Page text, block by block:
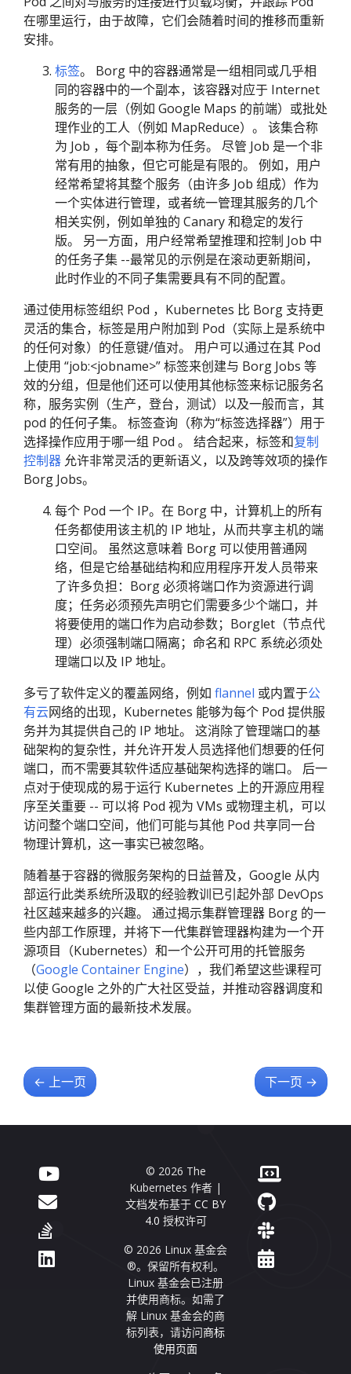
在哪里运行，由于故障，它们会随着时间的推移而重新
安排。
标签。 Borg 中的容器通常是一组相同或几乎相
同的容器中的一个副本，该容器对应于 Internet
服务的一层（例如 Google Maps 的前端）或批处
理作业的工人（例如 MapReduce）。 该集合称
为 Job ，每个副本称为任务。 尽管 Job 是一个非
常有用的抽象，但它可能是有限的。 例如，用户
经常希望将其整个服务（由许多 Job 组成）作为
一个实体进行管理，或者统一管理其服务的几个
相关实例，例如单独的 Canary 和稳定的发行
版。 另一方面，用户经常希望推理和控制 Job 中
的任务子集 --最常见的示例是在滚动更新期间，
此时作业的不同子集需要具有不同的配置。
通过使用标签组织 Pod ，Kubernetes 比 Borg 支持更
灵活的集合，标签是用户附加到 Pod（实际上是系统中
的任何对象）的任意键/值对。 用户可以通过在其 Pod
上使用 “job:<jobname>” 标签来创建与 Borg Jobs 等
效的分组，但是他们还可以使用其他标签来标记服务名
称，服务实例（生产，登台，测试）以及一般而言，其
pod 的任何子集。 标签查询（称为“标签选择器”）用于
选择操作应用于哪一组 Pod 。 结合起来，标签和复制
控制器 允许非常灵活的更新语义，以及跨等效项的操作
Borg Jobs。
每个 Pod 一个 IP。在 Borg 中，计算机上的所有
任务都使用该主机的 IP 地址，从而共享主机的端
口空间。 虽然这意味着 Borg 可以使用普通网
络，但是它给基础结构和应用程序开发人员带来
了许多负担：Borg 必须将端口作为资源进行调
度；任务必须预先声明它们需要多少个端口，并
将要使用的端口作为启动参数；Borglet（节点代
理）必须强制端口隔离；命名和 RPC 系统必须处
理端口以及 IP 地址。
多亏了软件定义的覆盖网络，例如 flannel 或内置于公
有云网络的出现，Kubernetes 能够为每个 Pod 提供服
务并为其提供自己的 IP 地址。 这消除了管理端口的基
础架构的复杂性，并允许开发人员选择他们想要的任何
端口，而不需要其软件适应基础架构选择的端口。 后一
点对于使现成的易于运行 Kubernetes 上的开源应用程
序至关重要 -- 可以将 Pod 视为 VMs 或物理主机，可以
访问整个端口空间，他们可能与其他 Pod 共享同一台
物理计算机，这一事实已被忽略。
随着基于容器的微服务架构的日益普及，Google 从内
部运行此类系统所汲取的经验教训已引起外部 DevOps
社区越来越多的兴趣。 通过揭示集群管理器 Borg 的一
些内部工作原理，并将下一代集群管理器构建为一个开
源项目（Kubernetes）和一个公开可用的托管服务
（Google Container Engine），我们希望这些课程可
以使 Google 之外的广大社区受益，并推动容器调度和
集群管理方面的最新技术发展。
← 上一页 下一页 →
© 2026 The
Kubernetes 作者 |
文档发布基于 CC BY
4.0 授权许可
© 2026 Linux 基金会
®。保留所有权利。
Linux 基金会已注册
并使用商标。如需了
解 Linux 基金会的商
标列表，请访问商标
使用页面